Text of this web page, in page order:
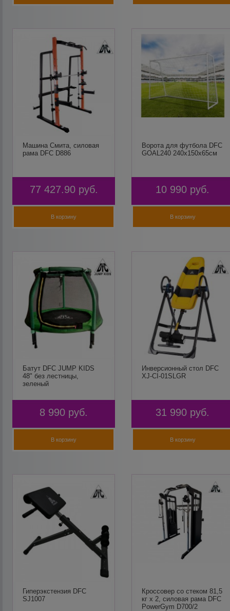
Машина Смита, силовая
рама DFC D886
77 427.90 руб.
В корзину
Ворота для футбола DFC
GOAL240 240x150x65cм
10 990 руб.
В корзину
Батут DFC JUMP KIDS
48" без лестницы,
зеленый
8 990 руб.
В корзину
Инверсионный стол DFC
XJ-CI-01SLGR
31 990 руб.
В корзину
Гиперэкстензия DFC
SJ1007
Кроссовер со стеком 81,5
кг х 2, силовая рама DFC
PowerGym D700/2